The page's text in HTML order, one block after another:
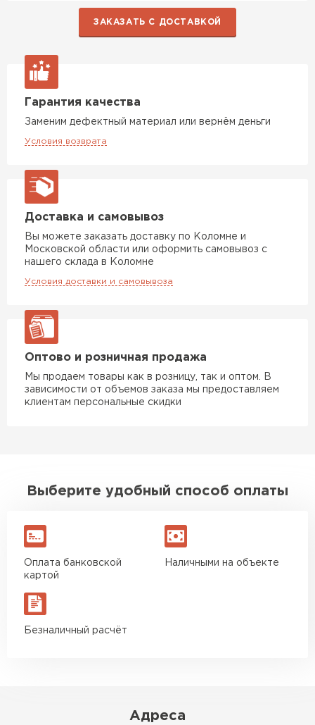
ЗАКАЗАТЬ С ДОСТАВКОЙ
Гарантия качества
Заменим дефектный материал или вернём деньги
Условия возврата
Доставка и самовывоз
Вы можете заказать доставку по Коломне и
Московской области или оформить самовывоз с
нашего склада в Коломне
Условия доставки и самовывоза
Оптово и розничная продажа
Мы продаем товары как в розницу, так и оптом. В
зависимости от объемов заказа мы предоставляем
клиентам персональные скидки
Выберите удобный способ оплаты
Оплата банковской
картой
Наличными на объекте
Безналичный расчёт
Адреса
Утеплитель Isover
ПЕРЕЙТИ
Утеплитель Ursa